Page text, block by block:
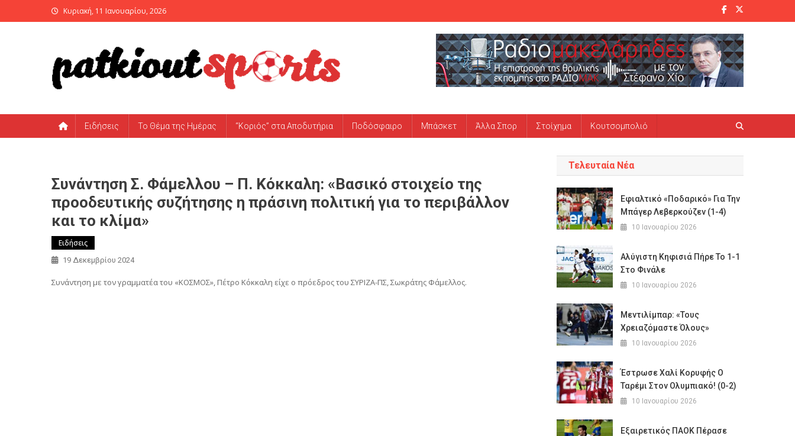
to
Κυριακή, 11 Ιανουαρίου, 2026
Ειδήσεις Το Θέμα της Ημέρας “Κοριός” στα Αποδυτήρια Ποδόσφαιρο Μπάσκετ Άλλα Σπορ Στοίχημα Κουτσομπολιό
Συνάντηση Σ. Φάμελλου – Π. Κόκκαλη: «Βασικό στοιχείο της
προοδευτικής συζήτησης η πράσινη πολιτική για το περιβάλλον
και το κλίμα»
Ειδήσεις
19 Δεκεμβρίου 2024
Συνάντηση με τον γραμματέα του «ΚΟΣΜΟΣ», Πέτρο Κόκκαλη είχε ο πρόεδρος του ΣΥΡΙΖΑ-ΠΣ, Σωκράτης Φάμελλος.
Τελευταία Νέα
Εφιαλτικό «ποδαρικό» Για Την
Μπάγερ Λεβερκούζεν (1-4)
10 Ιανουαρίου 2026
Αλύγιστη Κηφισιά Πήρε Το 1-1
Στο Φινάλε
10 Ιανουαρίου 2026
Μεντιλίμπαρ: «Τους
Χρειαζόμαστε Όλους»
10 Ιανουαρίου 2026
Έστρωσε Χαλί Κορυφής Ο
Ταρέμι Στον Ολυμπιακό! (0-2)
10 Ιανουαρίου 2026
Εξαιρετικός ΠΑΟΚ Πέρασε